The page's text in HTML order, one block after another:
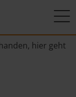
hier geht